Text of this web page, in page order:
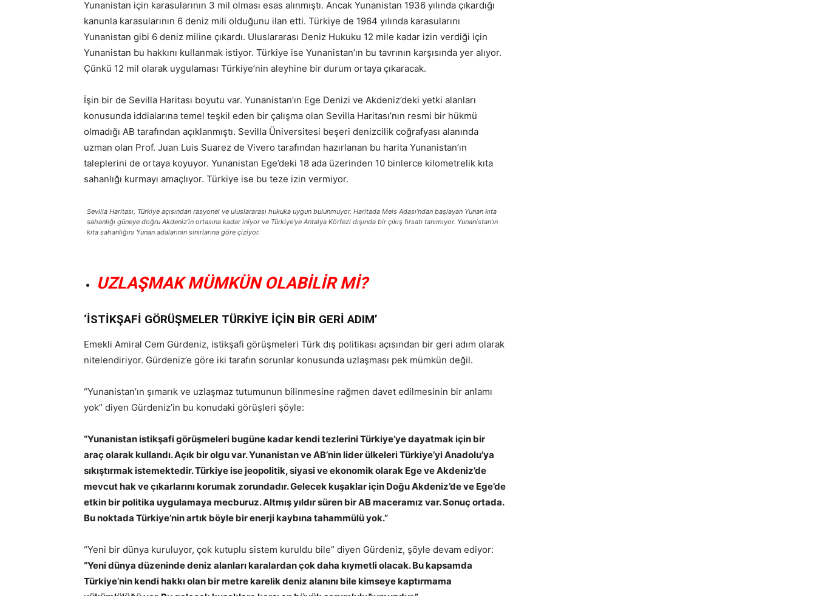
Yunanistan için karasularının 3 mil olması esas alınmıştı. Ancak Yunanistan 1936 yılında çıkardığı
kanunla karasularının 6 deniz mili olduğunu ilan etti. Türkiye de 1964 yılında karasularını
Yunanistan gibi 6 deniz miline çıkardı. Uluslararası Deniz Hukuku 12 mile kadar izin verdiği için
Yunanistan bu hakkını kullanmak istiyor. Türkiye ise Yunanistan’ın bu tavrının karşısında yer alıyor.
Çünkü 12 mil olarak uygulaması Türkiye’nin aleyhine bir durum ortaya çıkaracak.
İşin bir de Sevilla Haritası boyutu var. Yunanistan’ın Ege Denizi ve Akdeniz’deki yetki alanları
konusunda iddialarına temel teşkil eden bir çalışma olan Sevilla Haritası’nın resmi bir hükmü
olmadığı AB tarafından açıklanmıştı. Sevilla Üniversitesi beşeri denizcilik coğrafyası alanında
uzman olan Prof. Juan Luis Suarez de Vivero tarafından hazırlanan bu harita Yunanistan’ın
taleplerini de ortaya koyuyor. Yunanistan Ege’deki 18 ada üzerinden 10 binlerce kilometrelik kıta
sahanlığı kurmayı amaçlıyor. Türkiye ise bu teze izin vermiyor.
Sevilla Haritası, Türkiye açısından rasyonel ve uluslararası hukuka uygun bulunmuyor. Haritada Meis Adası’ndan başlayan Yunan kıta
sahanlığı güneye doğru Akdeniz’in ortasına kadar iniyor ve Türkiye’ye Antalya Körfezi dışında bir çıkış fırsatı tanımıyor. Yunanistan’ın
kıta sahanlığını Yunan adalarının sınırlarına göre çiziyor.
UZLAŞMAK MÜMKÜN OLABİLİR Mİ?
‘İSTİKŞAFİ GÖRÜŞMELER TÜRKİYE İÇİN BİR GERİ ADIM’
Emekli Amiral Cem Gürdeniz, istikşafi görüşmeleri Türk dış politikası açısından bir geri adım olarak
nitelendiriyor. Gürdeniz’e göre iki tarafın sorunlar konusunda uzlaşması pek mümkün değil.
“Yunanistan’ın şımarık ve uzlaşmaz tutumunun bilinmesine rağmen davet edilmesinin bir anlamı
yok” diyen Gürdeniz’in bu konudaki görüşleri şöyle:
“Yunanistan istikşafi görüşmeleri bugüne kadar kendi tezlerini Türkiye’ye dayatmak için bir
araç olarak kullandı. Açık bir olgu var. Yunanistan ve AB’nin lider ülkeleri Türkiye’yi Anadolu’ya
sıkıştırmak istemektedir. Türkiye ise jeopolitik, siyasi ve ekonomik olarak Ege ve Akdeniz’de
mevcut hak ve çıkarlarını korumak zorundadır. Gelecek kuşaklar için Doğu Akdeniz’de ve Ege’de
etkin bir politika uygulamaya mecburuz. Altmış yıldır süren bir AB maceramız var. Sonuç ortada.
Bu noktada Türkiye’nin artık böyle bir enerji kaybına tahammülü yok.”
“Yeni bir dünya kuruluyor, çok kutuplu sistem kuruldu bile” diyen Gürdeniz, şöyle devam ediyor:
“Yeni dünya düzeninde deniz alanları karalardan çok daha kıymetli olacak. Bu kapsamda
Türkiye’nin kendi hakkı olan bir metre karelik deniz alanını bile kimseye kaptırmama